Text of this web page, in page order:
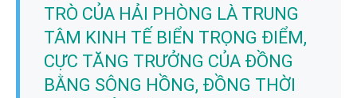
TRÒ CỦA HẢI PHÒNG LÀ TRUNG
TÂM KINH TẾ BIỂN TRỌNG ĐIỂM,
CỰC TĂNG TRƯỞNG CỦA ĐỒNG
BẰNG SÔNG HỒNG, ĐỒNG THỜI